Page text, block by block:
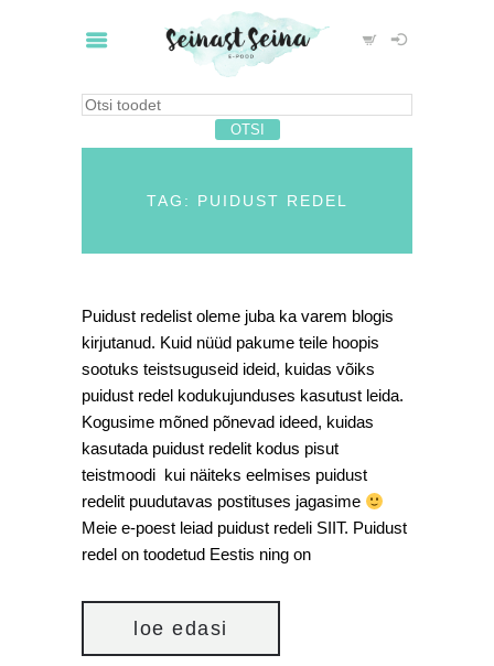
TAG: PUIDUST REDEL
Puidust redelist oleme juba ka varem blogis
kirjutanud. Kuid nüüd pakume teile hoopis
sootuks teistsuguseid ideid, kuidas võiks
puidust redel kodukujunduses kasutust leida.
Kogusime mõned põnevad ideed, kuidas
kasutada puidust redelit kodus pisut
teistmoodi kui näiteks eelmises puidust
redelit puudutavas postituses jagasime
Meie e-poest leiad puidust redeli SIIT. Puidust
redel on toodetud Eestis ning on
loe edasi